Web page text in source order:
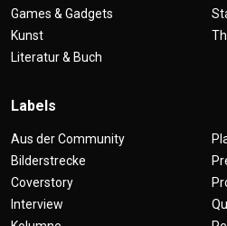
Games & Gadgets
Kunst
Literatur & Buch
Labels
Aus der Community
Bilderstrecke
Coverstory
Interview